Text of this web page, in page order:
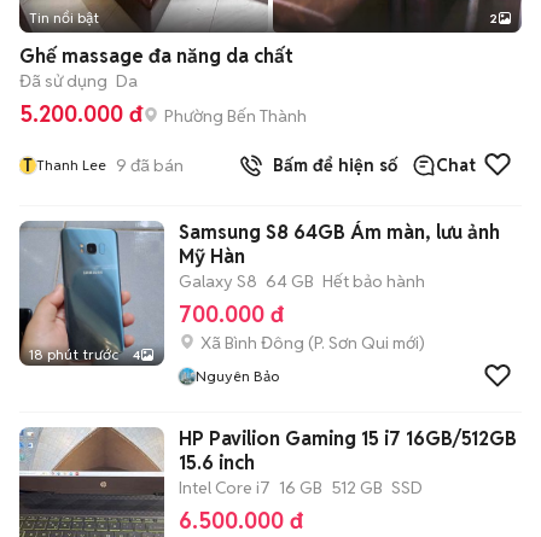
Tin nổi bật 2
Ghế massage đa năng da chất
Đã sử dụng Da
5.200.000 đ Phường Bến Thành
T Thanh Lee 9 đã bán Bấm để hiện số Chat
18 phút trước 4
Samsung S8 64GB Ám màn, lưu ảnh
Mỹ Hàn
Galaxy S8 64 GB Hết bảo hành
700.000 đ
Xã Bình Đông (P. Sơn Qui mới)
Nguyên Bảo
HP Pavilion Gaming 15 i7 16GB/512GB
15.6 inch
Intel Core i7 16 GB 512 GB SSD
6.500.000 đ